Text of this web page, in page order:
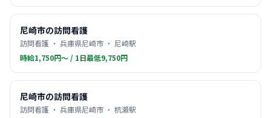
尼崎市の訪問看護
訪問看護 ・ 兵庫県尼崎市 ・ 尼崎駅
時給1,750円〜 / 1日最低9,750円
尼崎市の訪問看護
訪問看護 ・ 兵庫県尼崎市 ・ 杭瀬駅